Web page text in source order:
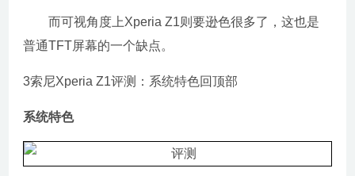
而可视角度上Xperia Z1则要逊色很多了，这也是
普通TFT屏幕的一个缺点。
3索尼Xperia Z1评测：系统特色回顶部
系统特色